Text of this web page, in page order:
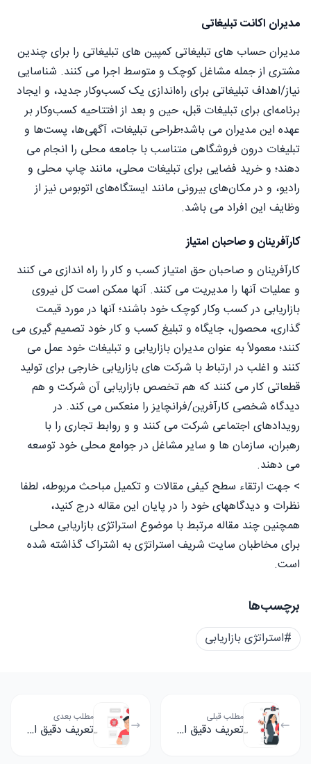
مدیران اکانت تبلیغاتی
مدیران حساب های تبلیغاتی کمپین های تبلیغاتی را برای چندین
مشتری از جمله مشاغل کوچک و متوسط اجرا می کنند. شناسایی
نیاز/اهداف تبلیغاتی برای راه‌اندازی یک کسب‌وکار جدید، و ایجاد
برنامه‌ای برای تبلیغات قبل، حین و بعد از افتتاحیه کسب‌وکار بر
عهده این مدیران می باشد؛طراحی تبلیغات، آگهی‌ها، پست‌ها و
تبلیغات درون فروشگاهی متناسب با جامعه محلی را انجام می
دهند؛ و خرید فضایی برای تبلیغات محلی، مانند چاپ محلی و
رادیو، و در مکان‌های بیرونی مانند ایستگاه‌های اتوبوس نیز از
وظایف این افراد می باشد.
کارآفرینان و صاحبان امتیاز
کارآفرینان و صاحبان حق امتیاز کسب و کار را راه اندازی می کنند
و عملیات آنها را مدیریت می کنند. آنها ممکن است کل نیروی
بازاریابی در کسب وکار کوچک خود باشند؛ آنها در مورد قیمت
گذاری، محصول، جایگاه و تبلیغ کسب و کار خود تصمیم گیری می
کنند؛ معمولاً به عنوان مدیران بازاریابی و تبلیغات خود عمل می
کنند و اغلب در ارتباط با شرکت های بازاریابی خارجی برای تولید
قطعاتی کار می کنند که هم تخصص بازاریابی آن شرکت و هم
دیدگاه شخصی کارآفرین/فرانچایز را منعکس می کند. در
رویدادهای اجتماعی شرکت می کنند و و روابط تجاری را با
رهبران، سازمان ها و سایر مشاغل در جوامع محلی خود توسعه
می دهند.
> جهت ارتقاء سطح کیفی مقالات و تکمیل مباحث مربوطه، لطفا
نظرات و دیدگاههای خود را در پایان این مقاله درج کنید،
همچنین چند مقاله مرتبط با موضوع استراتژی بازاریابی محلی
برای مخاطبان سایت شریف استراتژی به اشتراک گذاشته شده
است.
برچسب‌ها
#استراتژی بازاریابی
مطلب قبلی
تعریف دقیق استراتژی بازاریابی وفاداری چیست؟
مطلب بعدی
تعریف دقیق استراتژی بازاریابی اینترنتی چیست؟